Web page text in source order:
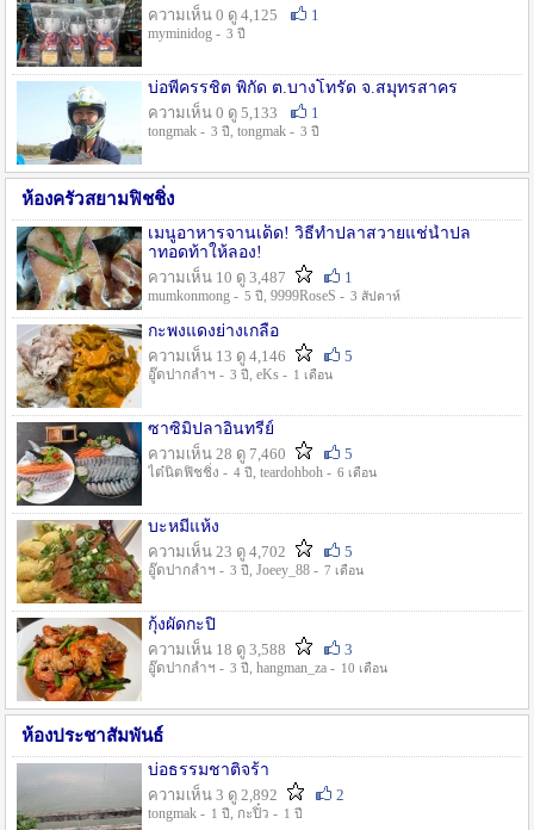
ความเห็น 0 ดู 4,125
1
myminidog - 3 ปี
บ่อพี่ครรชิต พิกัด ต.บางโทรัด จ.สมุทรสาคร
ความเห็น 0 ดู 5,133
1
tongmak - 3 ปี , tongmak - 3 ปี
ห้องครัวสยามฟิชชิ่ง
เมนูอาหารจานเด็ด! วิธีทำปลาสวายแช่น้ำปล
าทอดท้าให้ลอง!
ความเห็น 10 ดู 3,487
1
mumkonmong - 5 ปี , 9999RoseS - 3 สัปดาห์
กะพงแดงย่างเกลือ
ความเห็น 13 ดู 4,146
5
อู๊ดปากลำฯ - 3 ปี , eKs - 1 เดือน
ซาซิมิปลาอินทรีย์
ความเห็น 28 ดู 7,460
5
ไต๋นิตฟิชชิ่ง - 4 ปี , teardohboh - 6 เดือน
บะหมี่แห้ง
ความเห็น 23 ดู 4,702
5
อู๊ดปากลำฯ - 3 ปี , Joeey_88 - 7 เดือน
กุ้งผัดกะปิ
ความเห็น 18 ดู 3,588
3
อู๊ดปากลำฯ - 3 ปี , hangman_za - 10 เดือน
ห้องประชาสัมพันธ์
บ่อธรรมชาติจร้า
ความเห็น 3 ดู 2,892
2
tongmak - 1 ปี , กะปิ๋ว - 1 ปี